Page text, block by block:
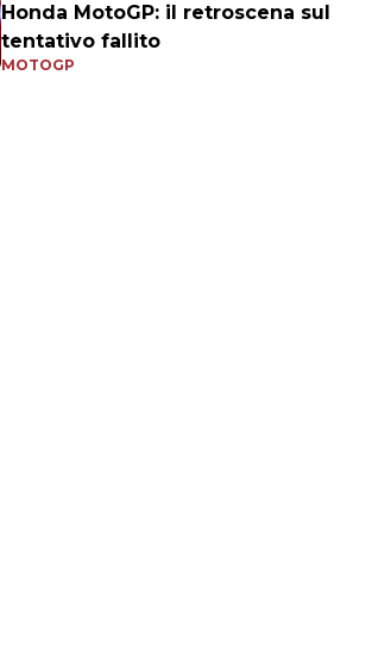
Honda MotoGP: il retroscena sul
tentativo fallito
MOTOGP